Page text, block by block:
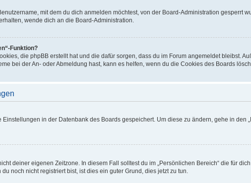
mit dem du dich anmelden möchtest, von der Board-Administration
wende dich an die Board-Administration.
Funktion?
die phpBB erstellt hat und die dafür sorgen, dass du im Forum angemeldet bleibst.
bei der An- oder Abmeldung hast, kann es helfen, wenn du die Cookies des Boards
in der Datenbank des Boards gespeichert. Um diese zu ändern, gehe in
deiner eigenen Zeitzone. In diesem Fall solltest du im „Persönlichen Bereich“ die für
noch nicht registriert bist, ist dies ein guter Grund, dies jetzt zu tun.